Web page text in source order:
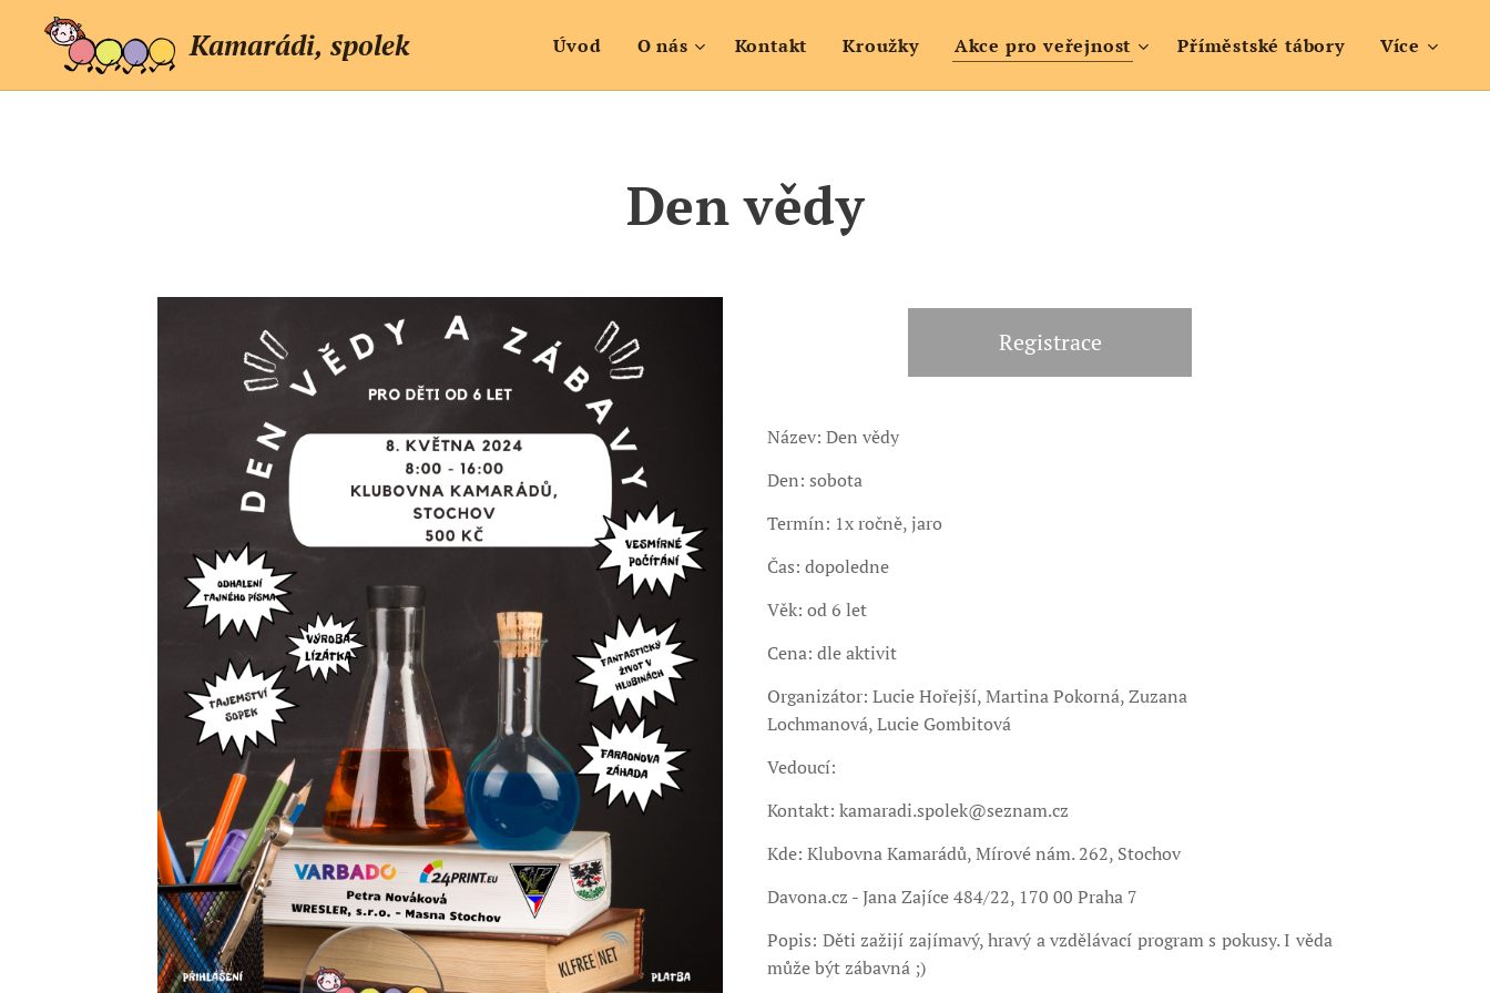
Kamarádi, spolek Úvod O nás Kontakt Kroužky Akce pro veřejnost Příměstské tábory Více
Den vědy
Registrace
Název: Den vědy
Den: sobota
Termín: 1x ročně, jaro
Čas: dopoledne
Věk: od 6 let
Cena: dle aktivit
Organizátor: Lucie Hořejší, Martina Pokorná, Zuzana
Lochmanová, Lucie Gombitová
Vedoucí:
Kontakt: kamaradi.spolek@seznam.cz
Kde: Klubovna Kamarádů, Mírové nám. 262, Stochov
Davona.cz - Jana Zajíce 484/22, 170 00 Praha 7
Popis: Děti zažijí zajímavý, hravý a vzdělávací program s pokusy. I věda
může být zábavná ;)